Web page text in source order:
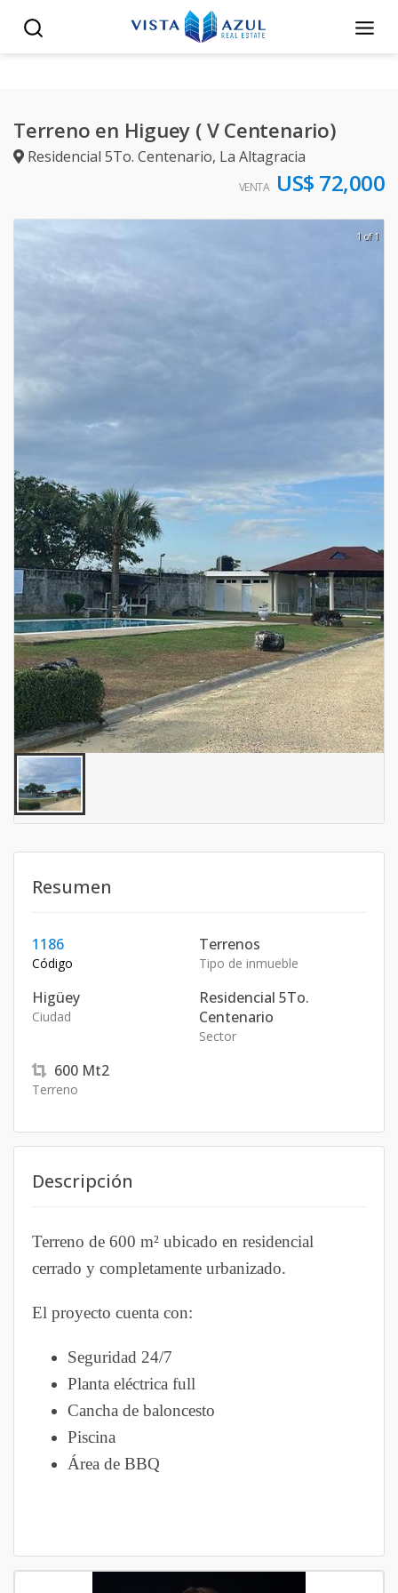
Terreno en Higuey ( V Centenario)
Residencial 5To. Centenario, La Altagracia
VENTA US$ 72,000
1 of 1
Resumen
1186
Código
Terrenos
Tipo de inmueble
Higüey
Ciudad
Residencial 5To.
Centenario
Sector
600 Mt2
Terreno
Descripción
Terreno de 600 m² ubicado en residencial
cerrado y completamente urbanizado.
El proyecto cuenta con:
Seguridad 24/7
Planta eléctrica full
Cancha de baloncesto
Piscina
Área de BBQ